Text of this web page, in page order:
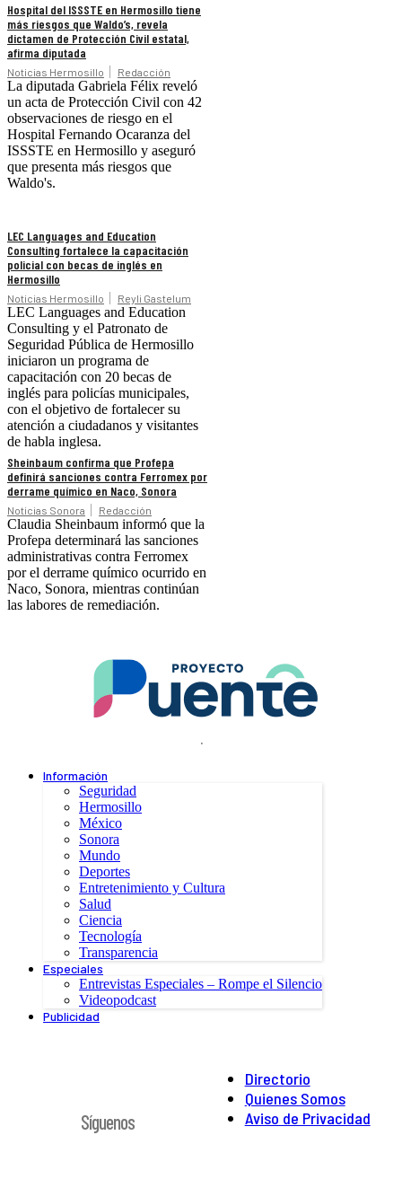
Hospital del ISSSTE en Hermosillo tiene
más riesgos que Waldo’s, revela
dictamen de Protección Civil estatal,
afirma diputada
Noticias Hermosillo Redacción
La diputada Gabriela Félix reveló
un acta de Protección Civil con 42
observaciones de riesgo en el
Hospital Fernando Ocaranza del
ISSSTE en Hermosillo y aseguró
que presenta más riesgos que
Waldo's.
LEC Languages and Education
Consulting fortalece la capacitación
policial con becas de inglés en
Hermosillo
Noticias Hermosillo Reyli Gastelum
LEC Languages and Education
Consulting y el Patronato de
Seguridad Pública de Hermosillo
iniciaron un programa de
capacitación con 20 becas de
inglés para policías municipales,
con el objetivo de fortalecer su
atención a ciudadanos y visitantes
de habla inglesa.
Sheinbaum confirma que Profepa
definirá sanciones contra Ferromex por
derrame químico en Naco, Sonora
Noticias Sonora Redacción
Claudia Sheinbaum informó que la
Profepa determinará las sanciones
administrativas contra Ferromex
por el derrame químico ocurrido en
Naco, Sonora, mientras continúan
las labores de remediación.
.
Información
Seguridad
Hermosillo
México
Sonora
Mundo
Deportes
Entretenimiento y Cultura
Salud
Ciencia
Tecnología
Transparencia
Especiales
Entrevistas Especiales – Rompe el Silencio
Videopodcast
Publicidad
Directorio
Quienes Somos
Aviso de Privacidad
Síguenos